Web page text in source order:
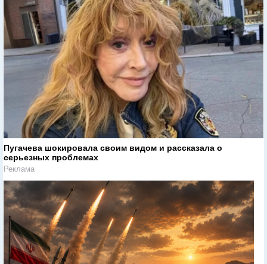
Пугачева шокировала своим видом и рассказала о
серьезных проблемах
Реклама